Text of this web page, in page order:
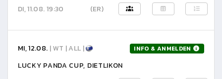
DI, 11.08. 19:30
(ER)
MI, 12.08. | WT | ALL | INFO & ANMELDEN
LUCKY PANDA CUP, DIETLIKON